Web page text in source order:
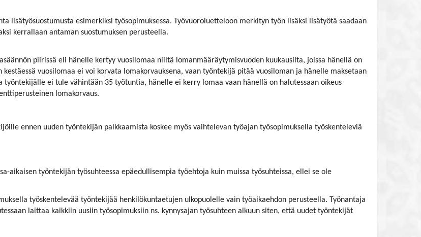
lisätyösuostumusta esimerkiksi työsopimuksessa. Työvuoroluetteloon merkityn työn lisäksi lisätyötä saadaan
kerrallaan antaman suostumuksen perusteella.
piirissä eli hänelle kertyy vuosilomaa niiltä lomanmääräytymisvuoden kuukausilta, joissa hänellä on
vuosilomaa ei voi korvata lomakorvauksena, vaan työntekijä pitää vuosiloman ja hänelle maksetaan
työntekijälle ei tule vähintään 35 työtuntia, hänelle ei kerry lomaa vaan hänellä on halutessaan oikeus
lomakorvaus.
ennen uuden työntekijän palkkaamista koskee myös vaihtelevan työajan työsopimuksella työskenteleviä
aikaisen työntekijän työsuhteessa epäedullisempia työehtoja kuin muissa työsuhteissa, ellei se ole
työskentelevää työntekijää henkilökuntaetujen ulkopuolelle vain työaikaehdon perusteella. Työnantaja
laittaa kaikkiin uusiin työsopimuksiin ns. kynnysajan työsuhteen alkuun siten, että uudet työntekijät